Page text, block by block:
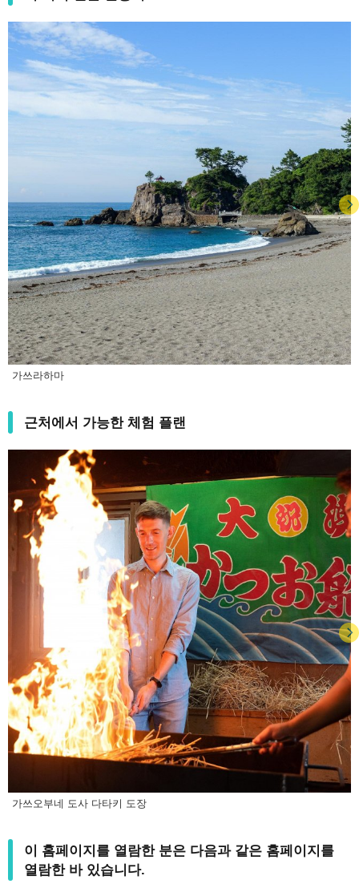
가쓰라하마
근처에서 가능한 체험 플랜
가쓰오부네 도사 다타키 도장
이 홈페이지를 열람한 분은 다음과 같은 홈페이지를
열람한 바 있습니다.